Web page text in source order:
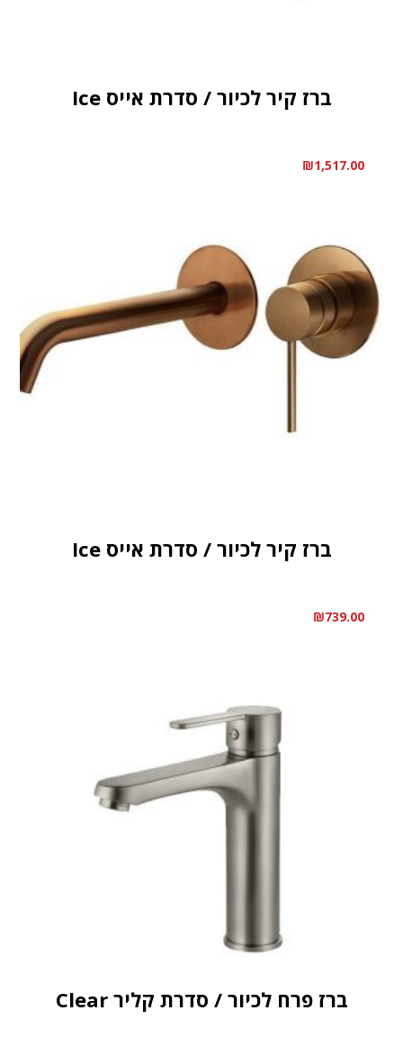
ברז קיר לכיור / סדרת אייס Ice
ברז קיר לכיור / סדרת אייס Ice
₪1,517.00
ברז פרח לכיור / סדרת קליר Clear
₪739.00